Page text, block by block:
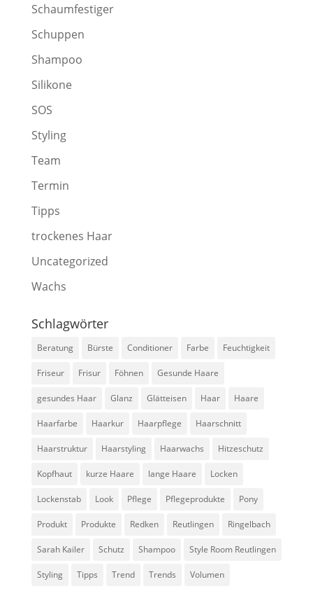
Schaumfestiger
Schuppen
Shampoo
Silikone
SOS
Styling
Team
Termin
Tipps
trockenes Haar
Uncategorized
Wachs
Schlagwörter
Beratung Bürste Conditioner Farbe Feuchtigkeit
Friseur Frisur Föhnen Gesunde Haare
gesundes Haar Glanz Glätteisen Haar Haare
Haarfarbe Haarkur Haarpflege Haarschnitt
Haarstruktur Haarstyling Haarwachs Hitzeschutz
Kopfhaut kurze Haare lange Haare Locken
Lockenstab Look Pflege Pflegeprodukte Pony
Produkt Produkte Redken Reutlingen Ringelbach
Sarah Kailer Schutz Shampoo Style Room Reutlingen
Styling Tipps Trend Trends Volumen